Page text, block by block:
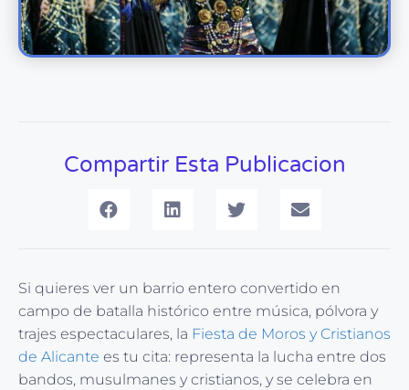
Compartir Esta Publicacion
Si quieres ver un barrio entero convertido en
campo de batalla histórico entre música, pólvora y
trajes espectaculares, la Fiesta de Moros y Cristianos
de Alicante es tu cita: representa la lucha entre dos
bandos, musulmanes y cristianos, y se celebra en